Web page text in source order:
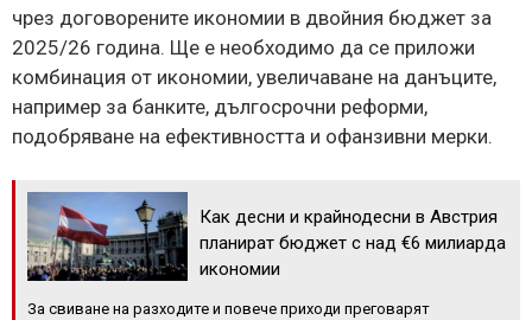
чрез договорените икономии в двойния бюджет за
2025/26 година. Ще е необходимо да се приложи
комбинация от икономии, увеличаване на данъците,
например за банките, дългосрочни реформи,
подобряване на ефективността и офанзивни мерки.
Как десни и крайнодесни в Австрия
планират бюджет с над €6 милиарда
икономии
За свиване на разходите и повече приходи преговарят